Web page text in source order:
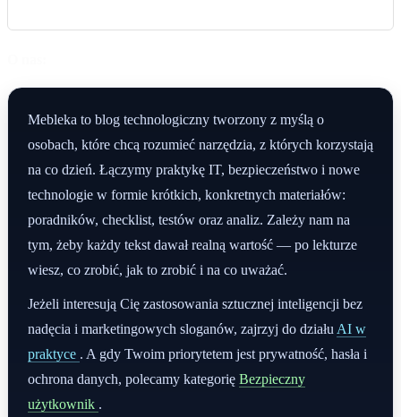
Mebleka to blog technologiczny tworzony z myślą o
osobach, które chcą rozumieć narzędzia, z których korzystają
na co dzień. Łączymy praktykę IT, bezpieczeństwo i nowe
technologie w formie krótkich, konkretnych materiałów:
poradników, checklist, testów oraz analiz. Zależy nam na
tym, żeby każdy tekst dawał realną wartość — po lekturze
wiesz, co zrobić, jak to zrobić i na co uważać.
Jeżeli interesują Cię zastosowania sztucznej inteligencji bez
nadęcia i marketingowych sloganów, zajrzyj do działu AI w
praktyce . A gdy Twoim priorytetem jest prywatność, hasła i
ochrona danych, polecamy kategorię Bezpieczny
użytkownik .